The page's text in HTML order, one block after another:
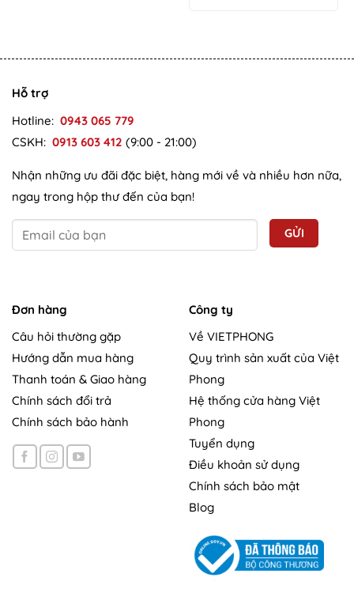
Hỗ trợ
Hotline: 0943 065 779
CSKH: 0913 603 412 (9:00 - 21:00)
Nhận những ưu đãi đặc biệt, hàng mới về và nhiều hơn nữa,
ngay trong hộp thư đến của bạn!
Đơn hàng
Câu hỏi thường gặp
Hướng dẫn mua hàng
Thanh toán & Giao hàng
Chính sách đổi trả
Chính sách bảo hành
Công ty
Về VIETPHONG
Quy trình sản xuất của Việt
Phong
Hệ thống cửa hàng Việt
Phong
Tuyển dụng
Điều khoản sử dụng
Chính sách bảo mật
Blog